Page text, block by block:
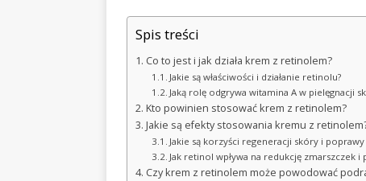
Spis treści
Co to jest i jak działa krem z retinolem?
Jakie są właściwości i działanie retinolu?
Jaką rolę odgrywa witamina A w pielęgnacji
Kto powinien stosować krem z retinolem?
Jakie są efekty stosowania kremu z
Jakie są korzyści regeneracji skóry i
Jak retinol wpływa na redukcję zmarszczek
Czy krem z retinolem może powodować